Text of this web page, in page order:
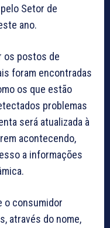
Setor de
ano.
os postos de
foram encontradas
os que estão
problemas
será atualizada à
acontecendo,
a informações
o consumidor
através do nome,